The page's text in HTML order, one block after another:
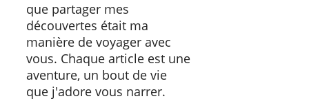
que partager mes
découvertes était ma
manière de voyager avec
vous. Chaque article est une
aventure, un bout de vie
que j'adore vous narrer.